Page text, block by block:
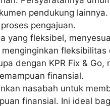
pendukung
pengajuan.
yang fleksibel,
fleksibilitas
dengan KPR Fix & Go,
finansial.
nasabah untuk
finansial. Ini ideal